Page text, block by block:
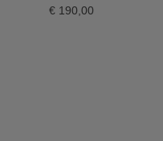
€ 190,00